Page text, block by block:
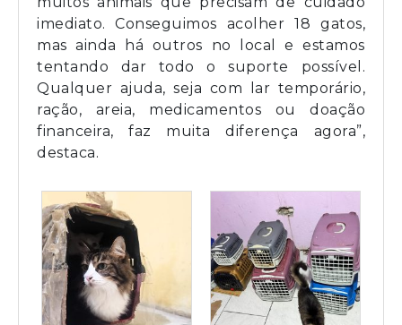
imediato. Conseguimos acolher 18 gatos,
mas ainda há outros no local e estamos
tentando dar todo o suporte possível.
Qualquer ajuda, seja com lar temporário,
ração, areia, medicamentos ou doação
financeira, faz muita diferença agora”,
destaca.